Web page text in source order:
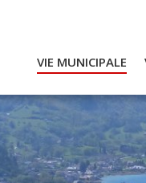
VIE MUNICIPALE
Actualités et agenda
Conseil municipal
Actes
Réglementaires